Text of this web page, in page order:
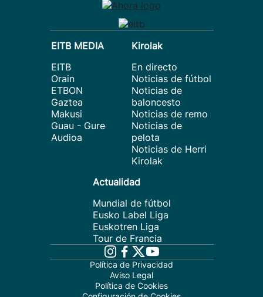
EITB MEDIA
EITB
Orain
ETBON
Gaztea
Makusi
Guau - Gure
Audioa
Kirolak
En directo
Noticias de fútbol
Noticias de
baloncesto
Noticias de remo
Noticias de
pelota
Noticias de Herri
Kirolak
Actualidad
Mundial de fútbol
Eusko Label Liga
Euskotren Liga
Tour de Francia
Política de Privacidad
Aviso Legal
Política de Cookies